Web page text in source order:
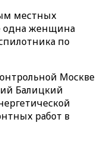
местных
одна женщина
по
Москве
Балицкий
работ в